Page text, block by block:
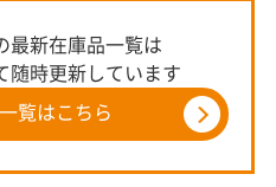
最新在庫品一覧は
随時更新しています
覧はこちら